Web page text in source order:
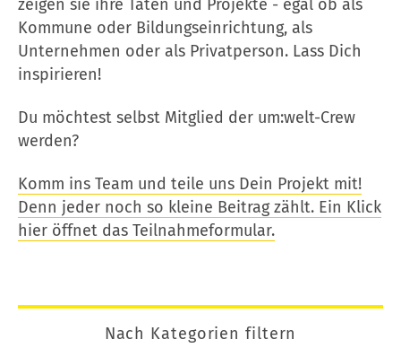
zeigen sie ihre Taten und Projekte - egal ob als
Kommune oder Bildungseinrichtung, als
Unternehmen oder als Privatperson. Lass Dich
inspirieren!
Du möchtest selbst Mitglied der um:welt-Crew
werden?
Komm ins Team und teile uns Dein Projekt mit!
Denn jeder noch so kleine Beitrag zählt. Ein Klick
hier öffnet das Teilnahmeformular.
Nach Kategorien filtern